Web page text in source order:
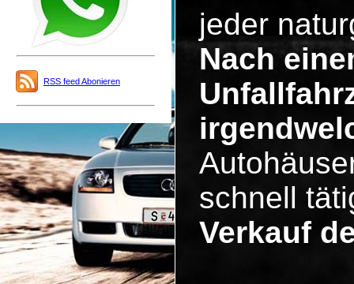
RSS feed Abonieren
jeder
Nach
schnell
Verkauf